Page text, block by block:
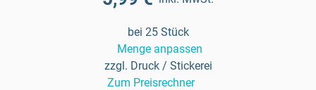
bei 25 Stück
Menge anpassen
zzgl. Druck / Stickerei
Zum Preisrechner